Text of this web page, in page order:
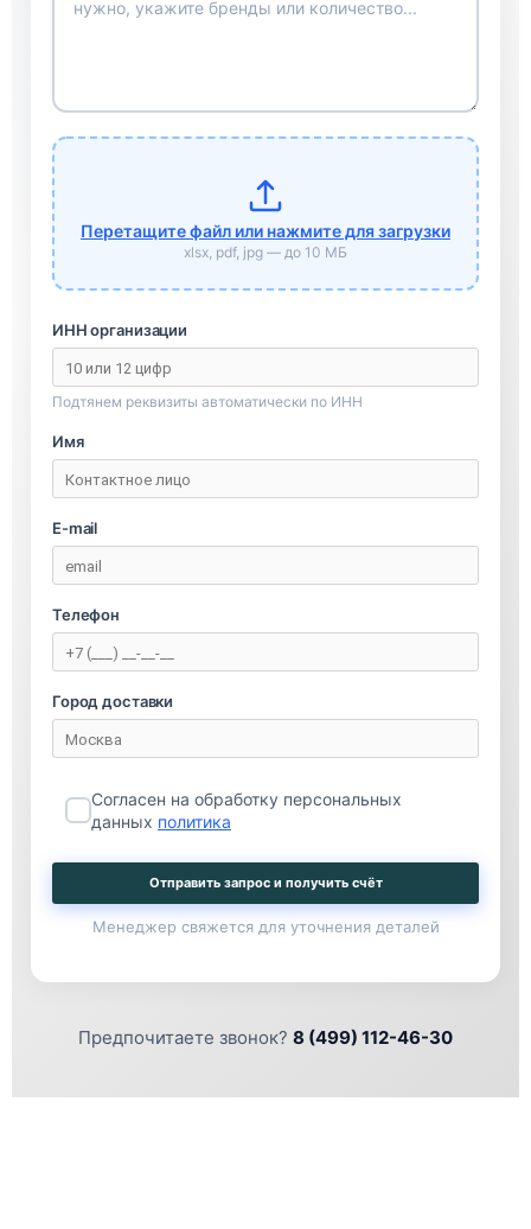
Перетащите файл или нажмите для загрузки
xlsx, pdf, jpg — до 10 МБ
ИНН организации
Подтянем реквизиты автоматически по ИНН
Имя
E-mail
Телефон
Город доставки
Согласен на обработку персональных
данных политика
Отправить запрос и получить счёт
Менеджер свяжется для уточнения деталей
Предпочитаете звонок? 8 (499) 112-46-30